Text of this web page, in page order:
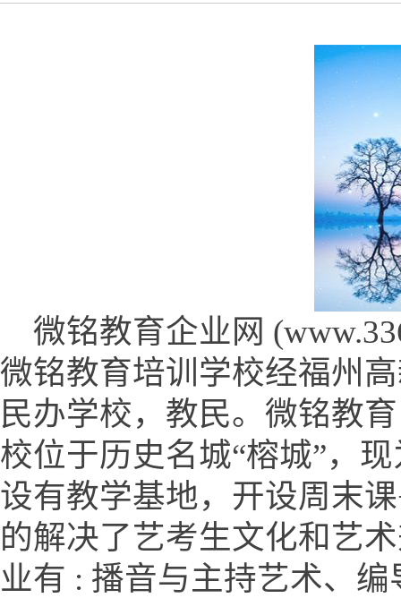
微铭教育企业网
微铭教育培训学校经福州
民办学校，教民。微铭教
校位于历史名城“榕城”，
设有教学基地，开设周末
的解决了艺考生文化和艺
业有 : 播音与主持艺术、